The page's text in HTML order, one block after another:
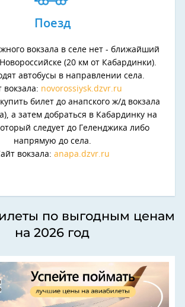
Поезд
вокзала в селе нет - ближайший
(20 км от Кабардинки).
автобусы в направлении села.
вокзала: novorossiysk.dzvr.ru
билет до анапского ж/д вокзала
а затем добраться в Кабардинку на
следует до Геленджика либо
напрямую до села.
вокзала: anapa.dzvr.ru
по выгодным ценам
на 2026 год